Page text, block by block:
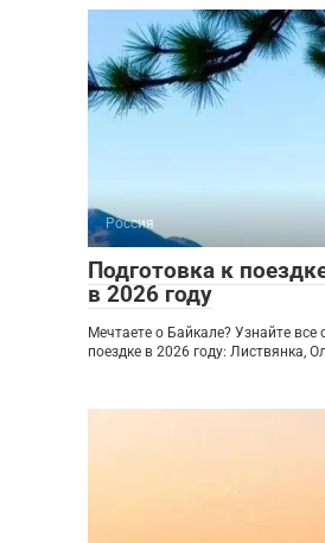
Россия
Подготовка к
в 2026 году
Мечтаете о Байкале? Узнайте все
поездке в 2026 году: Листвянка,